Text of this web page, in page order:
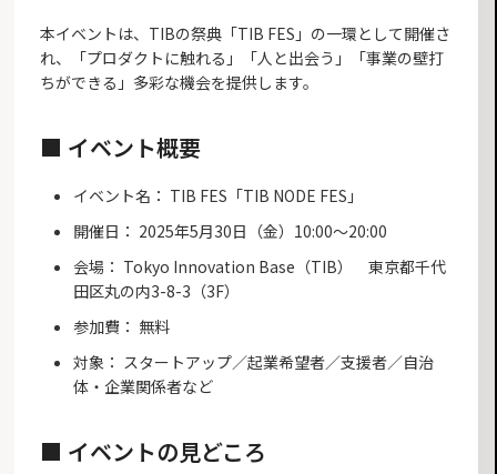
本イベントは、TIBの祭典「TIB FES」の一環として開催さ
れ、「プロダクトに触れる」「人と出会う」「事業の壁打
ちができる」多彩な機会を提供します。
■ イベント概要
イベント名： TIB FES「TIB NODE FES」
開催日： 2025年5月30日（金）10:00〜20:00
会場： Tokyo Innovation Base（TIB） 東京都千代
田区丸の内3-8-3（3F）
参加費： 無料
対象： スタートアップ／起業希望者／支援者／自治
体・企業関係者など
■ イベントの見どころ